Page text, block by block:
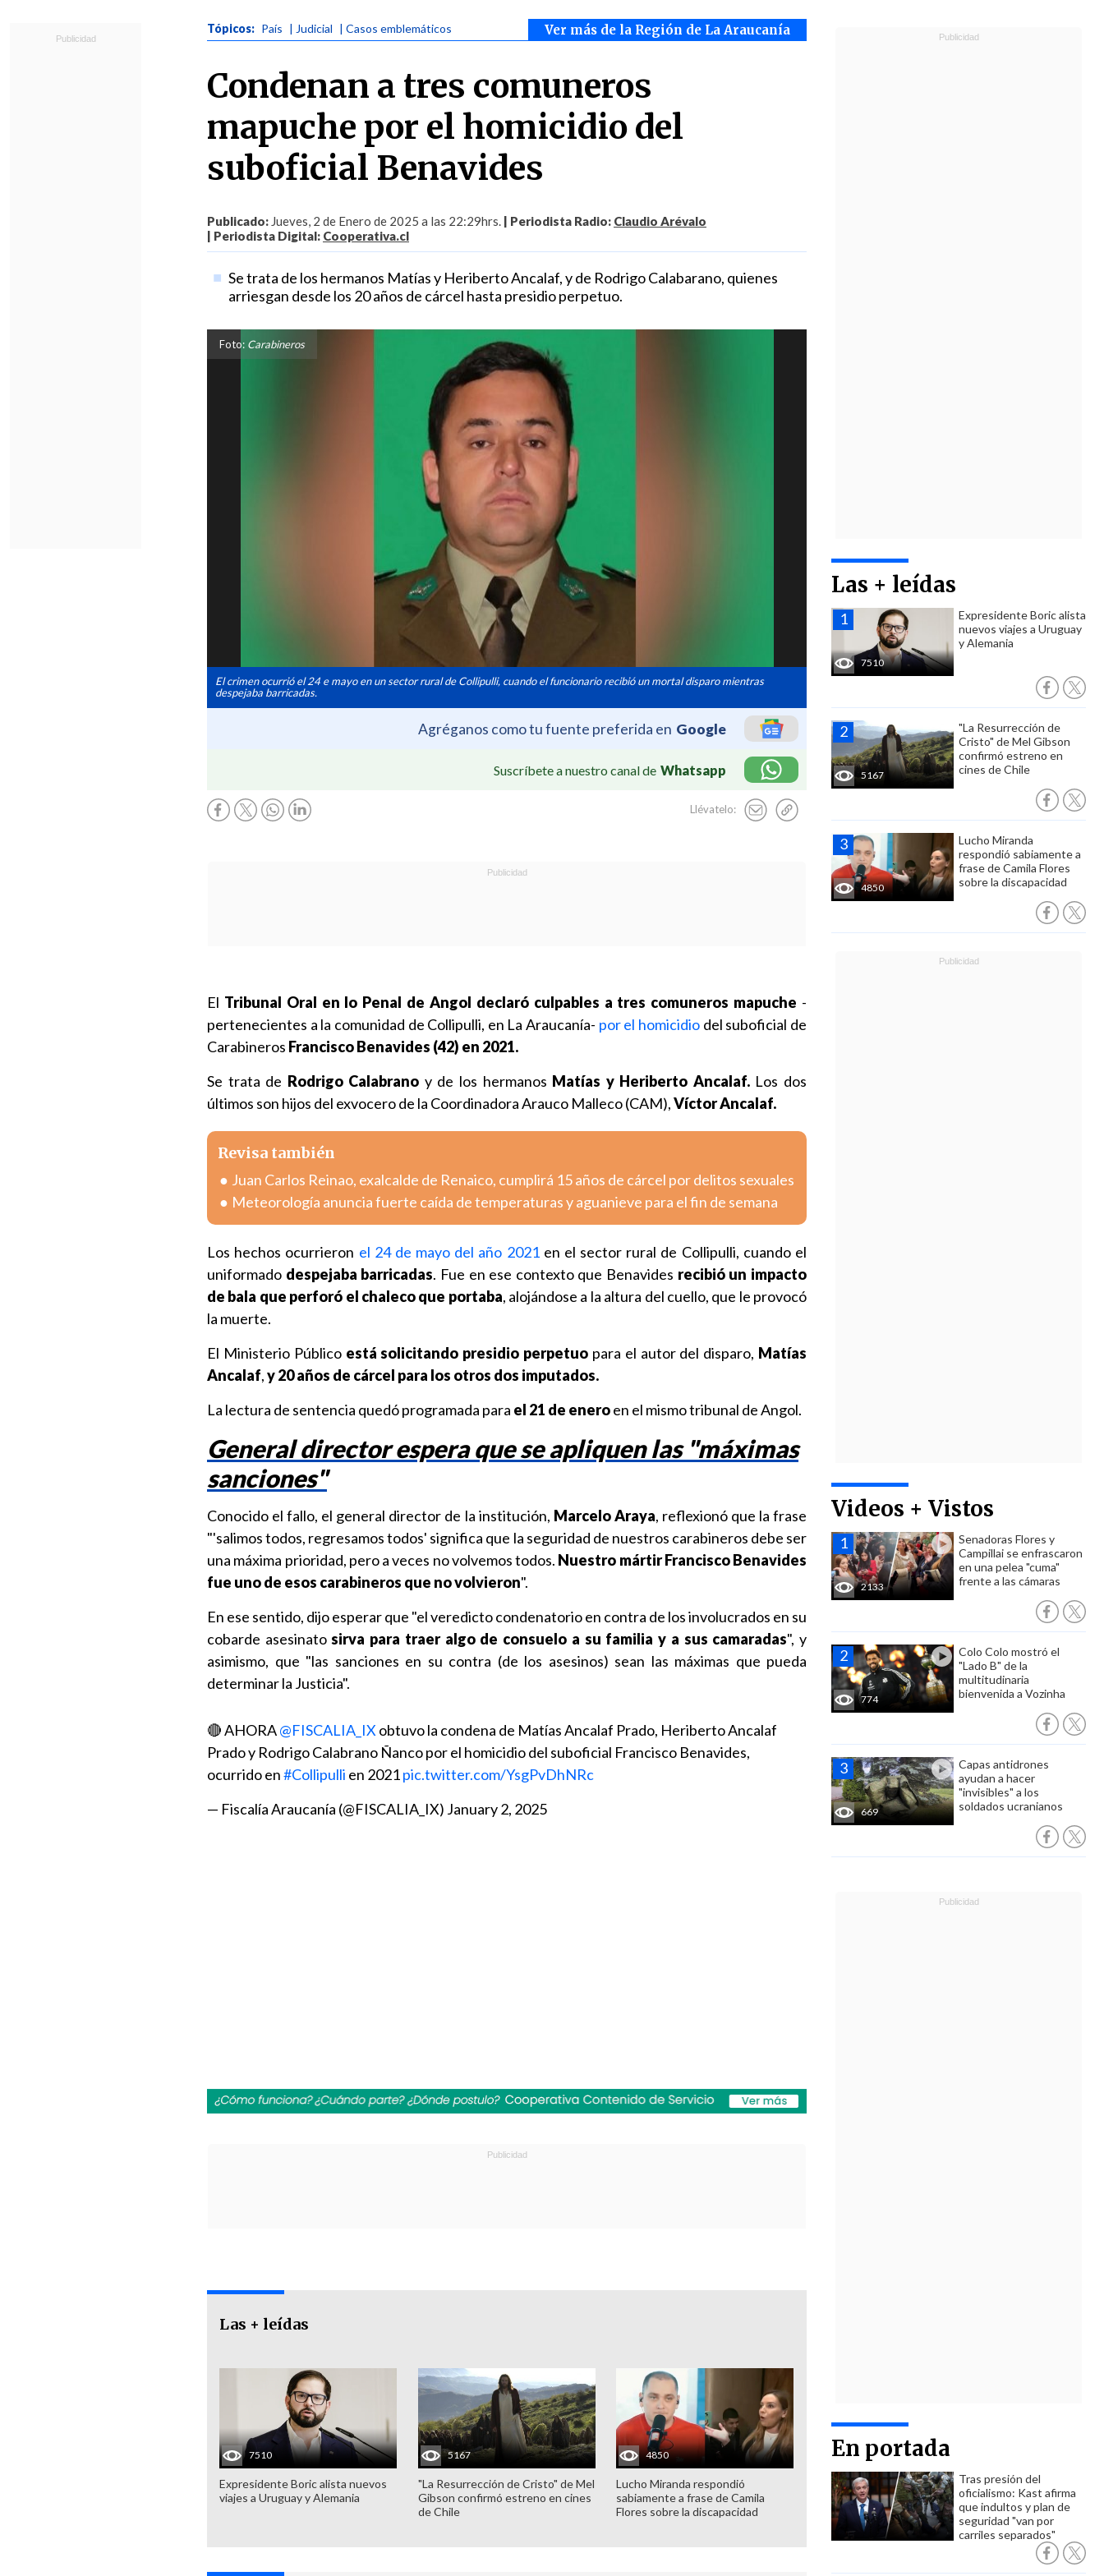
Ver más de la Región de La Araucanía
Tópicos: País | Judicial | Casos emblemáticos
Condenan a tres comuneros
mapuche por el homicidio del
suboficial Benavides
Publicado: Jueves, 2 de Enero de 2025 a las 22:29hrs. | Periodista Radio: Claudio Arévalo
| Periodista Digital: Cooperativa.cl
Se trata de los hermanos Matías y Heriberto Ancalaf, y de Rodrigo Calabarano, quienes
arriesgan desde los 20 años de cárcel hasta presidio perpetuo.
Foto: Carabineros
El crimen ocurrió el 24 e mayo en un sector rural de Collipulli, cuando el funcionario recibió un mortal disparo mientras
despejaba barricadas.
Agréganos como tu fuente preferida en Google
Suscríbete a nuestro canal de Whatsapp
Llévatelo:
Las + leídas
7510
Expresidente Boric alista
nuevos viajes a Uruguay
y Alemania
5167
"La Resurrección de
Cristo" de Mel Gibson
confirmó estreno en
cines de Chile
4850
Lucho Miranda
respondió sabiamente a
frase de Camila Flores
sobre la discapacidad
Videos + Vistos
2133
Senadoras Flores y
Campillai se enfrascaron
en una pelea "cuma"
frente a las cámaras
774
Colo Colo mostró el
"Lado B" de la
multitudinaria
bienvenida a Vozinha
669
Capas antidrones
ayudan a hacer
"invisibles" a los
soldados ucranianos
En portada
Tras presión del
oficialismo: Kast afirma
que indultos y plan de
seguridad "van por
carriles separados"
El Tribunal Oral en lo Penal de Angol declaró culpables a tres comuneros mapuche -
pertenecientes a la comunidad de Collipulli, en La Araucanía- por el homicidio del suboficial de
Carabineros Francisco Benavides (42) en 2021.
Se trata de Rodrigo Calabrano y de los hermanos Matías y Heriberto Ancalaf.Los dos
últimos son hijos del exvocero de la Coordinadora Arauco Malleco (CAM),Víctor Ancalaf.
Revisa también
Juan Carlos Reinao, exalcalde de Renaico, cumplirá 15 años de cárcel por delitos sexuales
Meteorología anuncia fuerte caída de temperaturas y aguanieve para el fin de semana
Los hechos ocurrieron el 24 de mayo del año 2021en el sector rural de Collipulli, cuando el
uniformado despejaba barricadas. Fue en ese contexto que Benavides recibió un impacto
de bala que perforó el chaleco que portaba, alojándose a la altura del cuello, que le provocó
la muerte.
El Ministerio Público está solicitando presidio perpetuo para el autor del disparo, Matías
Ancalaf,y 20 años de cárcel para los otros dos imputados.
La lectura de sentencia quedó programada para el 21 de eneroen el mismo tribunal de Angol.
General director espera que se apliquen las "máximas
sanciones"
Conocido el fallo, el general director de la institución, Marcelo Araya, reflexionó que la frase
"'salimos todos, regresamos todos' significa que la seguridad de nuestros carabineros debe ser
una máxima prioridad, pero a veces no volvemos todos. Nuestro mártir Francisco Benavides
fue uno de esos carabineros que no volvieron".
En ese sentido, dijo esperar que "el veredicto condenatorio en contra de los involucrados en su
cobarde asesinatosirva para traer algo de consuelo a su familia y a sus camaradas", y
asimismo, que "las sanciones en su contra (de los asesinos) sean las máximas que pueda
determinar la Justicia".
🔴 AHORA@FISCALIA_IX obtuvo la condena de Matías Ancalaf Prado, Heriberto Ancalaf
Prado y Rodrigo Calabrano Ñanco por el homicidio del suboficial Francisco Benavides,
ocurrido en#Collipulli en 2021pic.twitter.com/YsgPvDhNRc
— Fiscalía Araucanía (@FISCALIA_IX) January 2, 2025
Las + leídas
7510
Expresidente Boric alista nuevos
viajes a Uruguay y Alemania
5167
"La Resurrección de Cristo" de Mel
Gibson confirmó estreno en cines
de Chile
4850
Lucho Miranda respondió
sabiamente a frase de Camila
Flores sobre la discapacidad